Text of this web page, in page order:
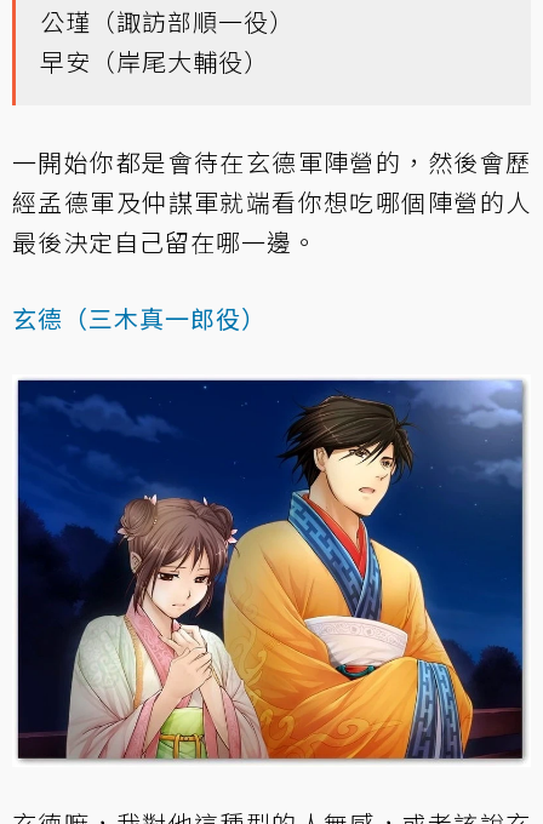
公瑾（諏訪部順一役）
早安（岸尾大輔役）
一開始你都是會待在玄德軍陣營的，然後會歷
經孟德軍及仲謀軍就端看你想吃哪個陣營的人
最後決定自己留在哪一邊。
玄德（三木真一郎役）